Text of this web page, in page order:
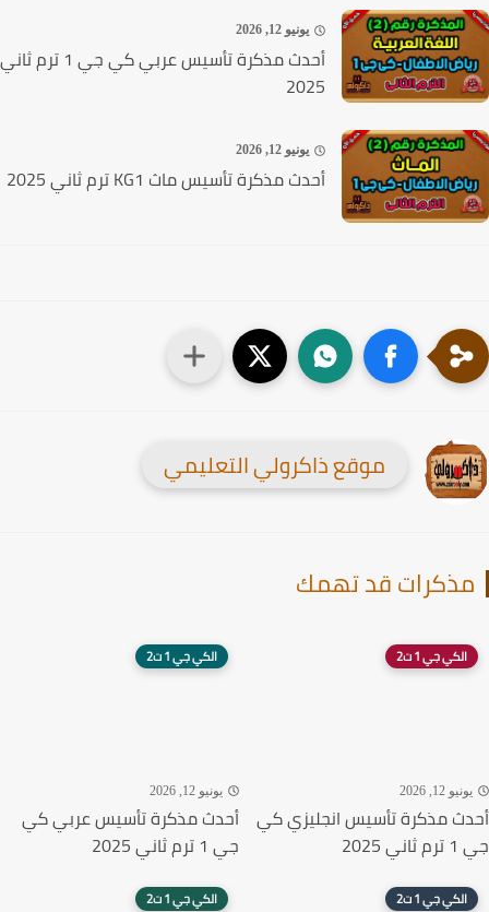
يونيو 12, 2026
أحدث مذكرة تأسيس عربي كي جي 1 ترم ثاني
2025
يونيو 12, 2026
أحدث مذكرة تأسيس ماث KG1 ترم ثاني 2025
موقع ذاكرولي التعليمي
قد تهمك
الكي جي 1 ت2
12, 2026
مذكرة تأسيس انجليزي كي
الكي جي 1 ت2
يونيو 12, 2026
أحدث مذكرة تأسيس عربي كي
جي 1 ترم ثاني 2025
الكي جي 1 ت2 الكي جي 1 ت2